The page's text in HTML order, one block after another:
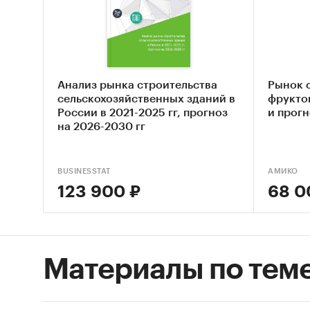
1.
и
пока
3.
месяцы
Анализ рынка строительства
сельскохозяйственных зданий в
России в 2021-2025 гг, прогноз
на 2026-2030 гг
BUSINESSTAT
123 900 ₽
Рынок
и
АМИКО
68
Материалы по